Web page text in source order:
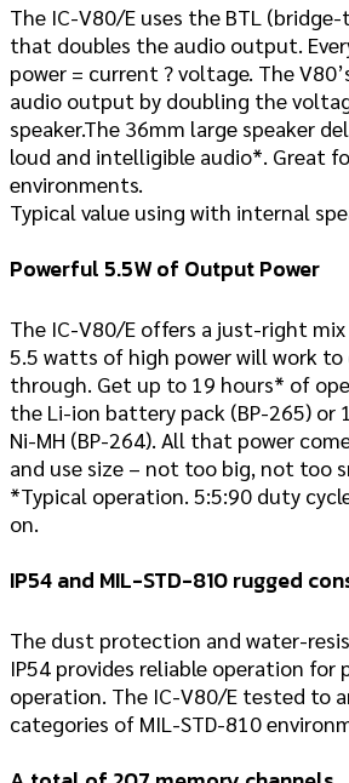
The IC-V80/E uses the BTL
that doubles the audio output.
power = current ? voltage. The
audio output by doubling the
speaker.The 36mm large speaker
loud and intelligible audio*. Great
environments.
Typical value using with internal
Powerful 5.5W of Output Power
The IC-V80/E offers a just-right mix
5.5 watts of high power will work to
through. Get up to 19 hours* of
the Li-ion battery pack (BP-265) or
Ni-MH (BP-264). All that power
and use size – not too big, not too
*Typical operation. 5:5:90 duty
on.
IP54 and MIL-STD-810 rugged
The dust protection and water-
IP54 provides reliable operation
operation. The IC-V80/E tested to
categories of MIL-STD-810